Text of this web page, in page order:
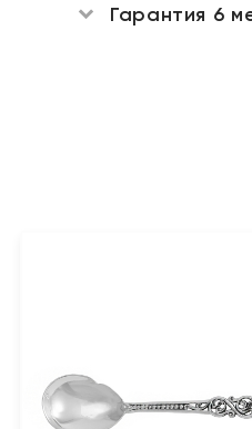
Гарантия 6